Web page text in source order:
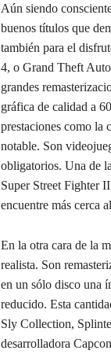
Aún siendo
buenos títulos que
también para el
4, o Grand Theft
grandes
gráfica de calidad a
prestaciones como la
notable. Son
obligatorios. Una de
Super Street Fighter
encuentre más cerca
En la otra cara de la
realista. Son
en un sólo disco una
reducido. Esta
Sly Collection,
desarrolladora